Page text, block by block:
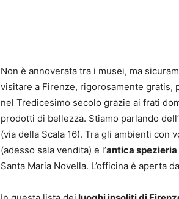
Non è annoverata tra i musei, ma
visitare a Firenze, rigorosamente gratis,
nel Tredicesimo secolo grazie ai frati
prodotti di bellezza. Stiamo parlando dell’
(via della Scala 16). Tra gli ambienti con
(adesso sala vendita) e l’antica spezieria
Santa Maria Novella. L’officina è aperta